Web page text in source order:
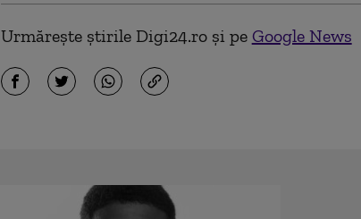
Urmărește știrile Digi24.ro și pe Google News